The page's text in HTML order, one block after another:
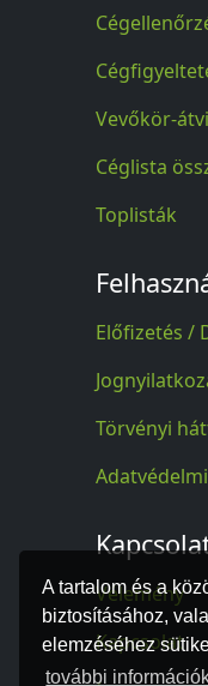
A tartalom és a
biztosításához,
elemzéséhez
további
Vevőkör-
Céglista
Toplisták
Előfizetés /
Törvényi
Vélemény
Kapcsolat